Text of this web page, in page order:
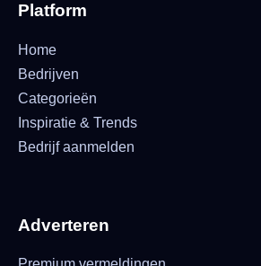
Platform
Home
Bedrijven
Categorieën
Inspiratie & Trends
Bedrijf aanmelden
Adverteren